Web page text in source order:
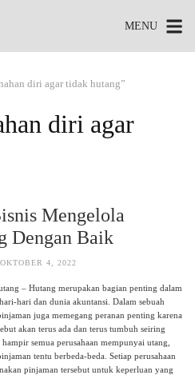
MENU
diri agar tidak hutang”
diri agar
Mengelola
Dengan Baik
OKTOBER 4, 2022
– Hutang merupakan bagian penting dalam
hari dan dunia akuntansi. Dalam sebuah
juga memegang peranan penting karena
akan terus ada dan terus tumbuh seiring
semua perusahaan mempunyai utang,
tentu berbeda-beda. Setiap perusahaan
pinjaman tersebut untuk keperluan yang